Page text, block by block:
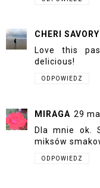
CHERI
Love this
delicious!
ODPOWIEDZ
MIRAGA 29
Dla mnie ok.
miksów
ODPOWIEDZ